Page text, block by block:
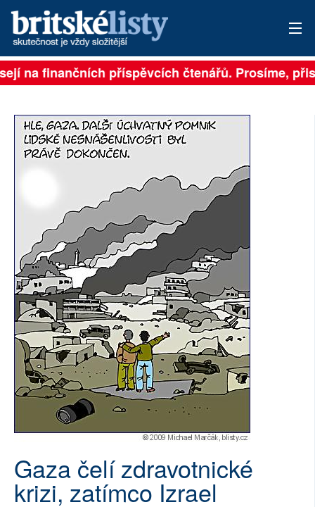
PŘIHLÁSIT
ARCHIV
NEJČTENĚJŠÍ ZA 7 DNÍ
AUTOŘI
PŘÍSPĚVKY NA PROVOZ
SOCIÁLNÍ SÍTĚ
RUBRIKY
PLNÁ VERZE STRÁNEK
na finančních příspěvcích čtenářů. Prosíme,
Gaza čelí zdravotnické
krizi, zatímco Izrael